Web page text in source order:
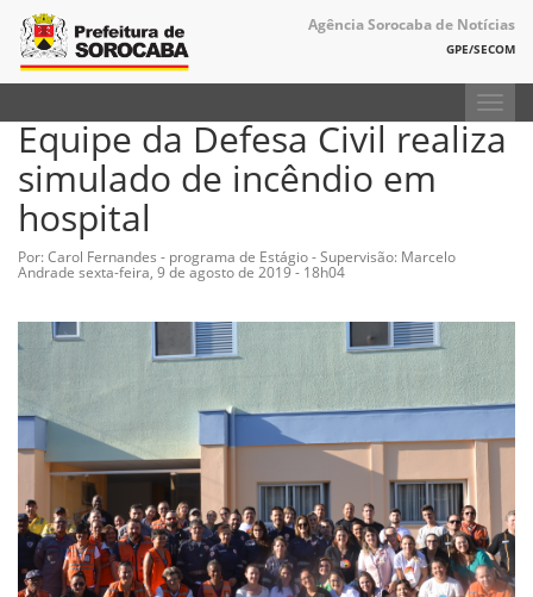
Agência Sorocaba de Notícias
GPE/SECOM
Equipe da Defesa Civil realiza
simulado de incêndio em
hospital
Por: Carol Fernandes - programa de Estágio - Supervisão: Marcelo
Andrade sexta-feira, 9 de agosto de 2019 - 18h04